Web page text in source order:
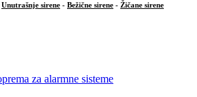
Unutrašnje sirene - Bežične sirene - Žičane sirene